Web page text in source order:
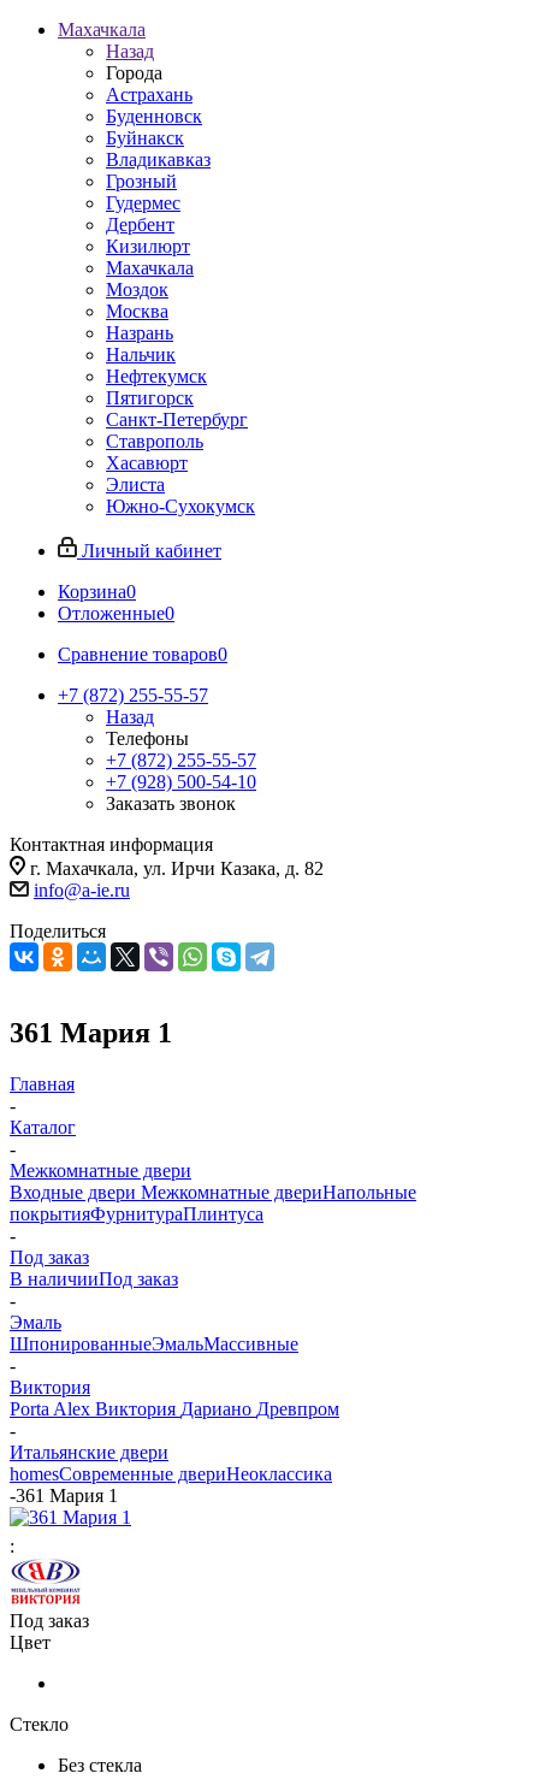
Махачкала
Назад
Города
Астрахань
Буденновск
Буйнакск
Владикавказ
Грозный
Гудермес
Дербент
Кизилюрт
Махачкала
Моздок
Москва
Назрань
Нальчик
Нефтекумск
Пятигорск
Санкт-Петербург
Ставрополь
Хасавюрт
Элиста
Южно-Сухокумск
Личный кабинет
Корзина0
Отложенные0
Сравнение товаров0
+7 (872) 255-55-57
Назад
Телефоны
+7 (872) 255-55-57
+7 (928) 500-54-10
Заказать звонок
Контактная информация
г. Махачкала, ул. Ирчи Казака, д. 82
info@a-ie.ru
Поделиться
361 Мария 1
Главная
-
Каталог
-
Межкомнатные двери
Входные двери Межкомнатные двериНапольные
покрытияФурнитураПлинтуса
-
Под заказ
В наличииПод заказ
-
Эмаль
ШпонированныеЭмальМассивные
-
Виктория
Porta Alex Виктория Дариано Древпром
-
Итальянские двери
homesСовременные двериНеоклассика
-361 Мария 1
:
Под заказ
Цвет
Стекло
Без стекла